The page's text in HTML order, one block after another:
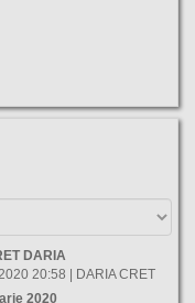
DARIA
20:58 | DARIA CRET
2020